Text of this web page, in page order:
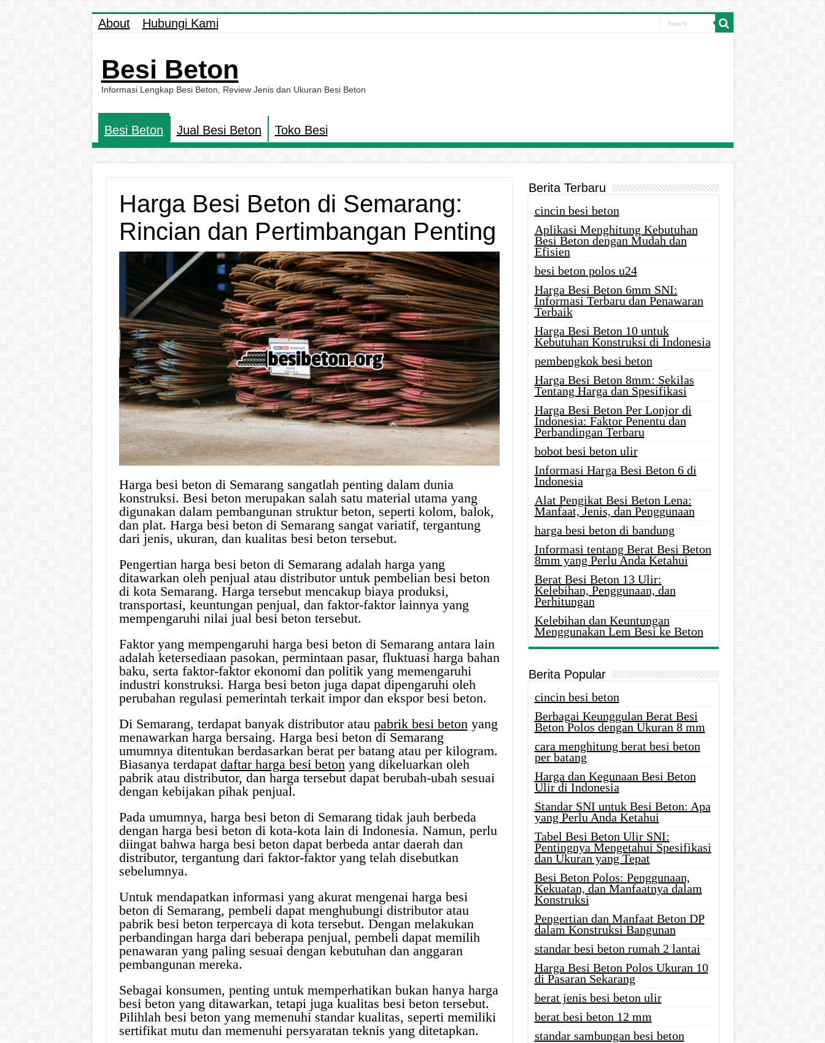
About Hubungi Kami
Besi Beton
Informasi Lengkap Besi Beton, Review Jenis dan Ukuran Besi Beton
Besi Beton Jual Besi Beton Toko Besi
Harga Besi Beton di Semarang:
Rincian dan Pertimbangan Penting
Harga besi beton di Semarang sangatlah penting dalam dunia
konstruksi. Besi beton merupakan salah satu material utama yang
digunakan dalam pembangunan struktur beton, seperti kolom, balok,
dan plat. Harga besi beton di Semarang sangat variatif, tergantung
dari jenis, ukuran, dan kualitas besi beton tersebut.
Pengertian harga besi beton di Semarang adalah harga yang
ditawarkan oleh penjual atau distributor untuk pembelian besi beton
di kota Semarang. Harga tersebut mencakup biaya produksi,
transportasi, keuntungan penjual, dan faktor-faktor lainnya yang
mempengaruhi nilai jual besi beton tersebut.
Faktor yang mempengaruhi harga besi beton di Semarang antara lain
adalah ketersediaan pasokan, permintaan pasar, fluktuasi harga bahan
baku, serta faktor-faktor ekonomi dan politik yang memengaruhi
industri konstruksi. Harga besi beton juga dapat dipengaruhi oleh
perubahan regulasi pemerintah terkait impor dan ekspor besi beton.
Di Semarang, terdapat banyak distributor atau pabrik besi beton yang
menawarkan harga bersaing. Harga besi beton di Semarang
umumnya ditentukan berdasarkan berat per batang atau per kilogram.
Biasanya terdapat daftar harga besi beton yang dikeluarkan oleh
pabrik atau distributor, dan harga tersebut dapat berubah-ubah sesuai
dengan kebijakan pihak penjual.
Pada umumnya, harga besi beton di Semarang tidak jauh berbeda
dengan harga besi beton di kota-kota lain di Indonesia. Namun, perlu
diingat bahwa harga besi beton dapat berbeda antar daerah dan
distributor, tergantung dari faktor-faktor yang telah disebutkan
sebelumnya.
Untuk mendapatkan informasi yang akurat mengenai harga besi
beton di Semarang, pembeli dapat menghubungi distributor atau
pabrik besi beton terpercaya di kota tersebut. Dengan melakukan
perbandingan harga dari beberapa penjual, pembeli dapat memilih
penawaran yang paling sesuai dengan kebutuhan dan anggaran
pembangunan mereka.
Sebagai konsumen, penting untuk memperhatikan bukan hanya harga
besi beton yang ditawarkan, tetapi juga kualitas besi beton tersebut.
Pilihlah besi beton yang memenuhi standar kualitas, seperti memiliki
sertifikat mutu dan memenuhi persyaratan teknis yang ditetapkan.
Berita Terbaru
cincin besi beton
Aplikasi Menghitung Kebutuhan
Besi Beton dengan Mudah dan
Efisien
besi beton polos u24
Harga Besi Beton 6mm SNI:
Informasi Terbaru dan Penawaran
Terbaik
Harga Besi Beton 10 untuk
Kebutuhan Konstruksi di Indonesia
pembengkok besi beton
Harga Besi Beton 8mm: Sekilas
Tentang Harga dan Spesifikasi
Harga Besi Beton Per Lonjor di
Indonesia: Faktor Penentu dan
Perbandingan Terbaru
bobot besi beton ulir
Informasi Harga Besi Beton 6 di
Indonesia
Alat Pengikat Besi Beton Lena:
Manfaat, Jenis, dan Penggunaan
harga besi beton di bandung
Informasi tentang Berat Besi Beton
8mm yang Perlu Anda Ketahui
Berat Besi Beton 13 Ulir:
Kelebihan, Penggunaan, dan
Perhitungan
Kelebihan dan Keuntungan
Menggunakan Lem Besi ke Beton
Berita Popular
cincin besi beton
Berbagai Keunggulan Berat Besi
Beton Polos dengan Ukuran 8 mm
cara menghitung berat besi beton
per batang
Harga dan Kegunaan Besi Beton
Ulir di Indonesia
Standar SNI untuk Besi Beton: Apa
yang Perlu Anda Ketahui
Tabel Besi Beton Ulir SNI:
Pentingnya Mengetahui Spesifikasi
dan Ukuran yang Tepat
Besi Beton Polos: Penggunaan,
Kekuatan, dan Manfaatnya dalam
Konstruksi
Pengertian dan Manfaat Beton DP
dalam Konstruksi Bangunan
standar besi beton rumah 2 lantai
Harga Besi Beton Polos Ukuran 10
di Pasaran Sekarang
berat jenis besi beton ulir
berat besi beton 12 mm
standar sambungan besi beton